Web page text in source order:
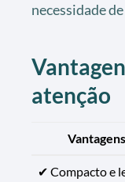
necessidade
atenção
Vantagens
✔ Compacto e